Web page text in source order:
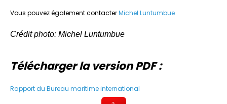
Vous pouvez également contacterMichel Luntumbue
Crédit photo: Michel Luntumbue
Télécharger la version PDF :
Rapport du Bureau maritime international